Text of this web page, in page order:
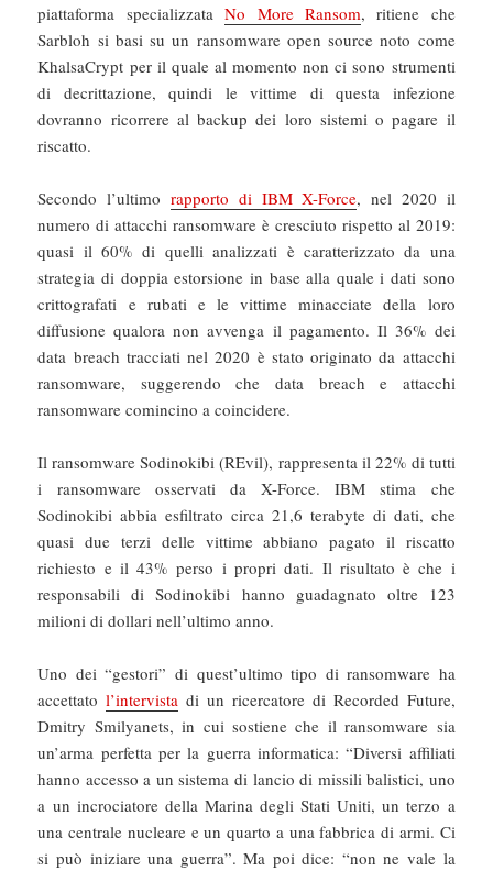
piattaforma specializzataNo More Ransom, ritiene che
Sarbloh si basi su un ransomware open source noto come
KhalsaCrypt per il quale al momento non ci sono strumenti
di decrittazione, quindi le vittime di questa infezione
dovranno ricorrere al backup dei loro sistemi o pagare il
riscatto.
Secondo l’ultimo rapporto di IBM X-Force, nel 2020 il
numero di attacchi ransomware è cresciuto rispetto al 2019:
quasi il 60% di quelli analizzati è caratterizzato da una
strategia di doppia estorsione in base alla quale i dati sono
crittografati e rubati e le vittime minacciate della loro
diffusione qualora non avvenga il pagamento. Il 36% dei
data breach tracciati nel 2020 è stato originato da attacchi
ransomware, suggerendo che data breach e attacchi
ransomware comincino a coincidere.
Il ransomware Sodinokibi (REvil), rappresenta il 22% di tutti
i ransomware osservati da X-Force. IBM stima che
Sodinokibi abbia esfiltrato circa 21,6 terabyte di dati, che
quasi due terzi delle vittime abbiano pagato il riscatto
richiesto e il 43% perso i propri dati. Il risultato è che i
responsabili di Sodinokibi hanno guadagnato oltre 123
milioni di dollari nell’ultimo anno.
Uno dei “gestori” di quest’ultimo tipo di ransomware ha
accettatol’intervista di un ricercatore di Recorded Future,
Dmitry Smilyanets, in cui sostiene che il ransomware sia
un’arma perfetta per la guerra informatica: “Diversi affiliati
hanno accesso a un sistema di lancio di missili balistici, uno
a un incrociatore della Marina degli Stati Uniti, un terzo a
una centrale nucleare e un quarto a una fabbrica di armi. Ci
si può iniziare una guerra”. Ma poi dice: “non ne vale la